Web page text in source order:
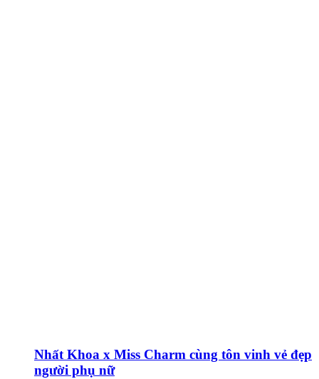
Nhất Khoa x Miss Charm cùng tôn vinh vẻ đẹp
người phụ nữ